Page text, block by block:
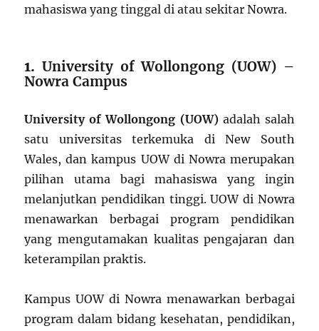
mahasiswa yang tinggal di atau sekitar Nowra.
1.University of Wollongong (UOW) –
Nowra Campus
University of Wollongong (UOW)adalah salah
satu universitas terkemuka di New South
Wales, dan kampus UOW di Nowra merupakan
pilihan utama bagi mahasiswa yang ingin
melanjutkan pendidikan tinggi. UOW di Nowra
menawarkan berbagai program pendidikan
yang mengutamakan kualitas pengajaran dan
keterampilan praktis.
Kampus UOW di Nowra menawarkan berbagai
program dalam bidang kesehatan, pendidikan,